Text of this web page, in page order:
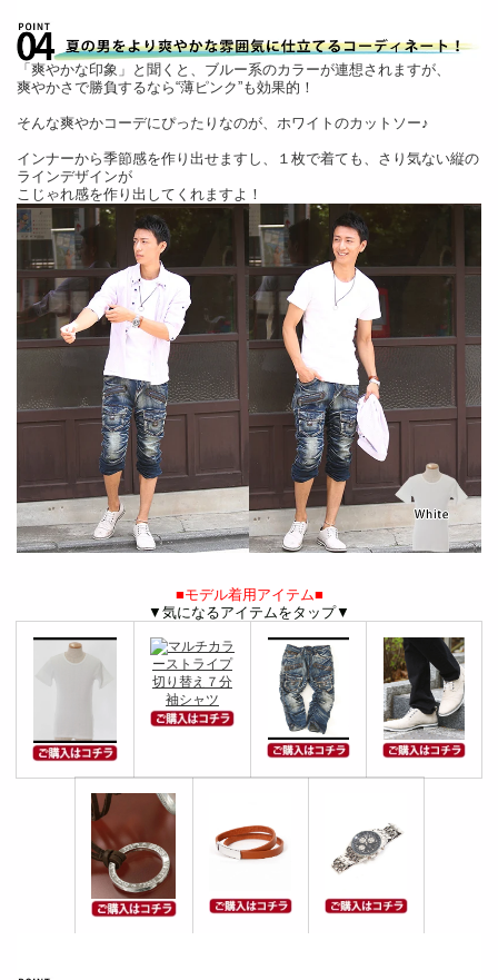
「爽やかな印象」と聞くと、ブルー系のカラーが連想されますが、
爽やかさで勝負するなら“薄ピンク”も効果的！
そんな爽やかコーデにぴったりなのが、ホワイトのカットソー♪
インナーから季節感を作り出せますし、１枚で着ても、さり気ない縦の
ラインデザインが
こじゃれ感を作り出してくれますよ！
■モデル着用アイテム■
▼気になるアイテムをタップ▼